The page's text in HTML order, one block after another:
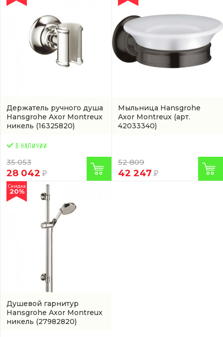
Держатель ручного душа
Hansgrohe Axor Montreux
никель (16325820)
35 053
28 042
Мыльница Hansgrohe
Axor Montreux (арт.
42033340)
52 809
42 247
Душевой гарнитур
Hansgrohe Axor Montreux
никель (27982820)
Скидка
20%